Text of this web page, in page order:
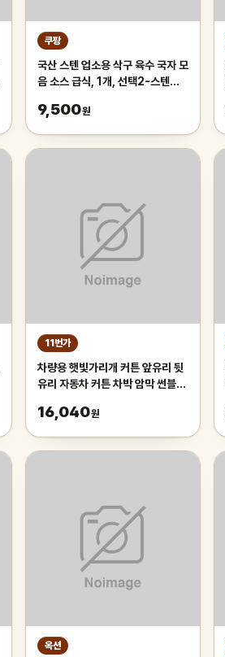
쿠팡
국산 스텐 업소용 삭구 육수 국자 모
음 소스 급식, 1개, 선택2-스텐파
9,500원
11번가
차량용 햇빛가리개 커튼 앞유리 뒷
유리 자동차 커튼 차박 암막 썬블라
유리햇
16,040원
옥션